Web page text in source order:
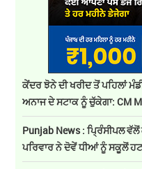
ਕੇਂਦਰ ਝੋਨੇ ਦੀ ਖਰੀਦ ਤੋਂ ਪਹਿਲਾਂ
ਅਨਾਜ ਦੇ ਸਟਾਕ ਨੂੰ ਚੁੱਕੇਗਾ: CM
Punjab News : ਪ੍ਰਿੰਸੀਪਲ ਵੱਲੋਂ
ਪਰਿਵਾਰ ਨੇ ਦੋਵੇਂ ਧੀਆਂ ਨੂੰ ਸਕੂਲੋਂ